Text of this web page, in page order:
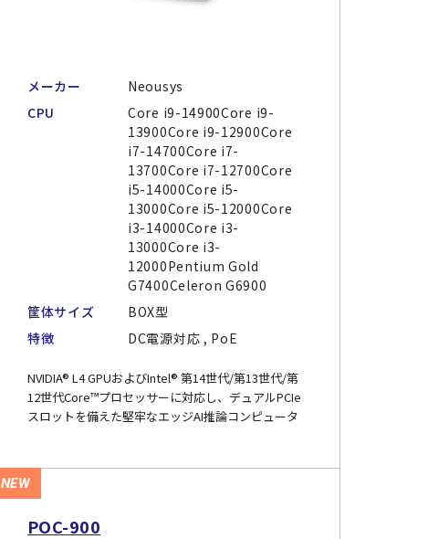
メーカー
Neousys
CPU
Core i9-14900Core i9-
13900Core i9-12900Core
i7-14700Core i7-
13700Core i7-12700Core
i5-14000Core i5-
13000Core i5-12000Core
i3-14000Core i3-
13000Core i3-
12000Pentium Gold
G7400Celeron G6900
筐体サイズ
BOX型
特徴
DC電源対応 , PoE
NVIDIA® L4 GPUおよびIntel® 第14世代/第13世代/第
12世代Core™プロセッサーに対応し、デュアルPCIe
スロットを備えた堅牢なエッジAI推論コンピュータ
NEW
POC-900